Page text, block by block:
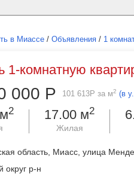
в Миассе / Объявления / 1
1-комнатную
000 Р 101 613Р за м2 (в
2 17.00 м2
Жилая
область, Миасс, улица
округ р-н